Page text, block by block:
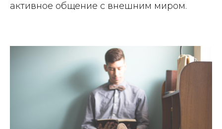
активное общение с внешним миром.